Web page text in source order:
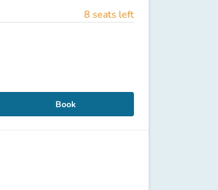
8 seats left
Book